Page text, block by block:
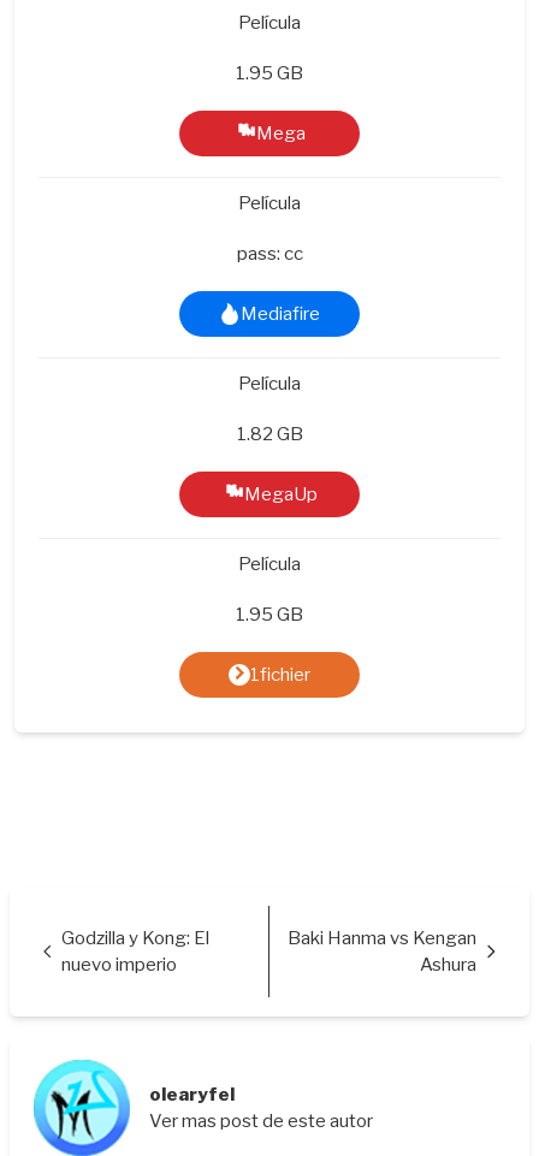
Película
1.95 GB
Mega
Película
pass: cc
Mediafire
Película
1.82 GB
MegaUp
Película
1.95 GB
1fichier
Godzilla y Kong: El
nuevo imperio
Baki Hanma vs Kengan
Ashura
olearyfel
Ver mas post de este autor